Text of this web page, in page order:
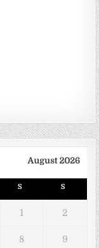
August 2026
S S
1 2
8 9